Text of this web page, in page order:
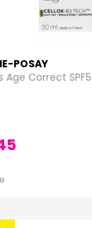
POSAY
Age Correct